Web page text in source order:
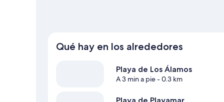
Qué hay en los alrededores
Playa de Los Álamos
A 3 min a pie- 0.3 km